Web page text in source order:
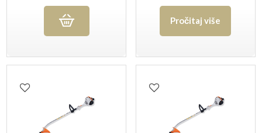
Pročitaj više